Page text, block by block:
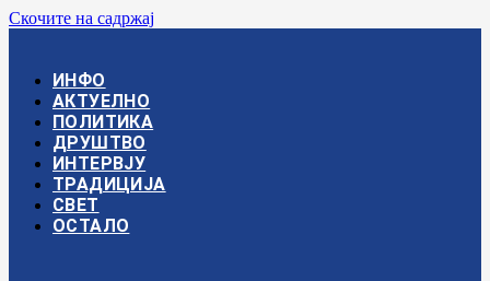
Скочите на садржај
ИНФО
АКТУЕЛНО
ПОЛИТИКА
ДРУШТВО
ИНТЕРВЈУ
ТРАДИЦИЈА
СВЕТ
ОСТАЛО